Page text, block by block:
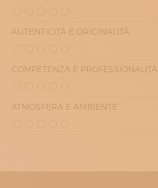
AUTENTICITÀ E ORIGINALITÀ
COMPETENZA E PROFESSIONALITÀ
ATMOSFERA E AMBIENTE